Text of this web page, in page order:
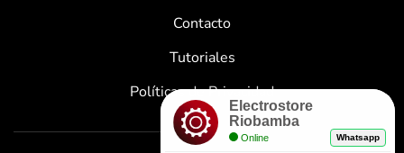
Contacto
Tutoriales
Políticas de Privacidad
Electrostore
Riobamba
Online Whatsapp